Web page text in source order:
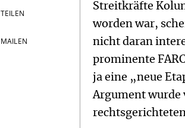
Streitkräfte
worden war,
nicht daran
prominente
ja eine „neue
Argument wurde
TEILEN
MAILEN